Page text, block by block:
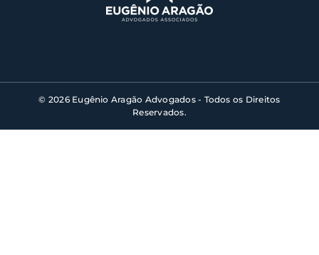
© 2026 Eugênio Aragão Advogados - Todos os Direitos
Reservados.